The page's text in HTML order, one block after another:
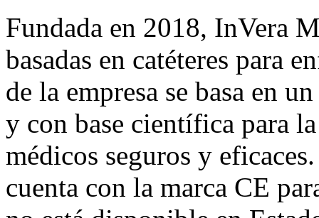
Fundada en 2018, InVera
basadas en catéteres para
de la empresa se basa en
y con base científica para
médicos seguros y
cuenta con la marca CE